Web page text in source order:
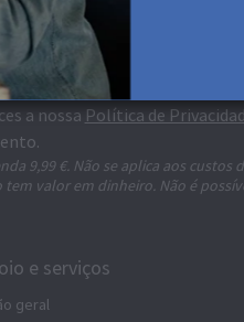
um desconto 5 €* *
a nossa Política de
9,99 €. Não se aplica aos custos
tem valor em dinheiro. Não é
e serviços
geral